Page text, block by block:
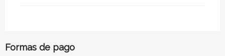
Formas de pago